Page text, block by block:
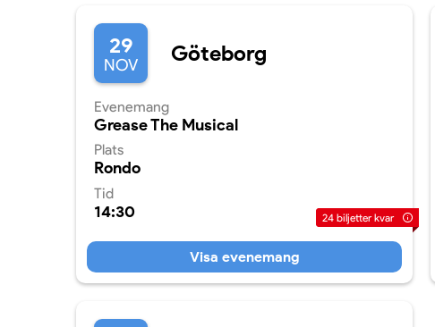
29
NOV Göteborg
Plats
Rondo
Evenemang
Grease The Musical
Tid
14:30
Visa evenemang
24 biljetter kvar